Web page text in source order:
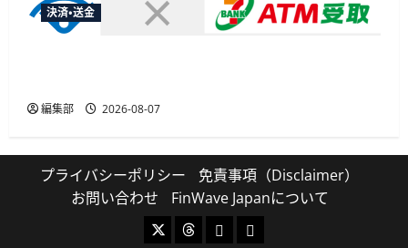
決済・送金
編集部 2026-08-07
プライバシーポリシー
免責事項（Disclaimer）
お問い合わせ
FinWave Japanについて
X ThreadsBlueskyMastodon